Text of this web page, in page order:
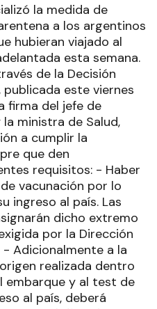
la medida de
a los argentinos
hubieran viajado al
esta semana.
de la Decisión
este viernes
firma del jefe de
la ministra de Salud,
a cumplir la
que den
requisitos: - Haber
vacunación por lo
ingreso al país. Las
dicho extremo
por la Dirección
- Adicionalmente a la
realizada dentro
embarque y al test de
al país, deberá